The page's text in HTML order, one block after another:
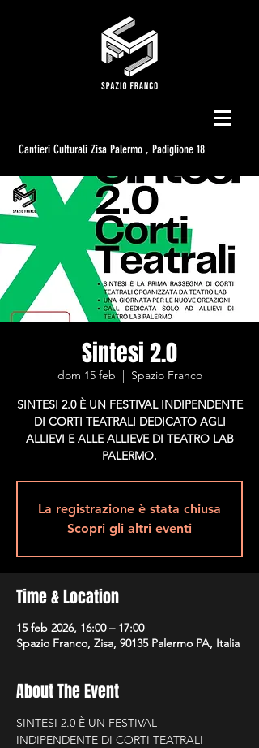
Cantieri Culturali Zisa Palermo , Padiglione 18
Sintesi 2.0
dom 15 feb
  |
Spazio Franco
SINTESI 2.0 È UN FESTIVAL INDIPENDENTE
DI CORTI TEATRALI DEDICATO AGLI
ALLIEVI E ALLE ALLIEVE DI TEATRO LAB
PALERMO.
La registrazione è stata chiusa
Scopri gli altri eventi
Time & Location
15 feb 2026, 16:00 – 17:00
Spazio Franco, Zisa, 90135 Palermo PA, Italia
About The Event
SINTESI 2.0 È UN FESTIVAL
INDIPENDENTE DI CORTI TEATRALI